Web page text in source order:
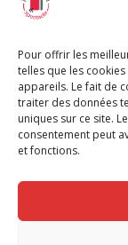
Pour offrir les
telles que les
appareils. Le fait de
traiter des données
uniques sur ce site.
consentement peut
et fonctions.
Chèque
Chèque
Chèque
G-Pods
Profession